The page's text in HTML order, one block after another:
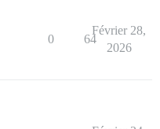
0 64
Février 28,
2026